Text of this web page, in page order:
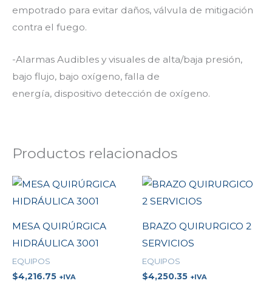
empotrado para evitar daños, válvula de mitigación
contra el fuego.
-Alarmas Audibles y visuales de alta/baja presión,
bajo flujo, bajo oxígeno, falla de
energía, dispositivo detección de oxígeno.
Productos relacionados
MESA QUIRÚRGICA
HIDRÁULICA 3001
EQUIPOS
$4,216.75 +IVA
BRAZO QUIRURGICO 2
SERVICIOS
EQUIPOS
$4,250.35 +IVA